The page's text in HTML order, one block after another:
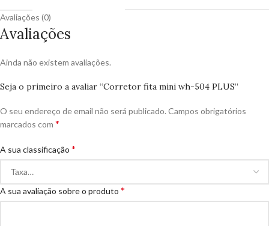
Avaliações (0)
Avaliações
Ainda não existem avaliações.
Seja o primeiro a avaliar “Corretor fita mini wh-504 PLUS”
O seu endereço de email não será publicado. Campos obrigatórios
marcados com *
A sua classificação *
A sua avaliação sobre o produto *